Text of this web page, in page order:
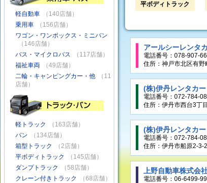
平ボディトラック
軽自動車
（140店舗）
乗用車
（156店舗）
ワゴン・ワンボックス・ミニバン
（146店舗）
バス・マイクロバス
（117店舗）
福祉車両
（49店舗）
二輪・キャンピングカー・他
（11
店舗）
軽トラック
（163店舗）
バン
（134店舗）
箱型トラック
（2店舗）
平ボディトラック
（145店舗）
ダンプトラック
（58店舗）
クレーン付きトラック
（68店舗）
アールシーレンタ
電話番号：078-907-
住所：神戸市北区有
(株)伊丹レンタカ
電話番号：072-784-
住所：伊丹市西台3丁
(株)伊丹レンタカ
電話番号：072-784-
住所：伊丹市船原2-3-
上野自動車株式
電話番号：06-6499-